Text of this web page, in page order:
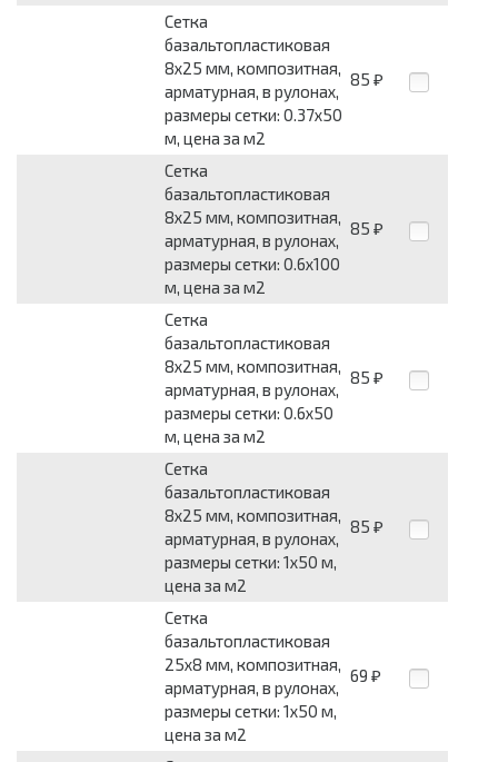
Сетка
базальтопластиковая
8x25 мм, композитная,
арматурная, в рулонах,
размеры сетки: 0.37x50
м, цена за м2
85 ₽
Сетка
базальтопластиковая
8x25 мм, композитная,
арматурная, в рулонах,
размеры сетки: 0.6x100
м, цена за м2
85 ₽
Сетка
базальтопластиковая
8x25 мм, композитная,
арматурная, в рулонах,
размеры сетки: 0.6x50
м, цена за м2
85 ₽
Сетка
базальтопластиковая
8x25 мм, композитная,
арматурная, в рулонах,
размеры сетки: 1x50 м,
цена за м2
85 ₽
Сетка
базальтопластиковая
25x8 мм, композитная,
арматурная, в рулонах,
размеры сетки: 1x50 м,
цена за м2
69 ₽